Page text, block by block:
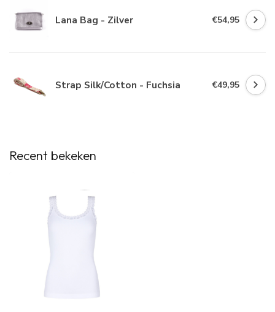
Lana Bag - Zilver €54,95
Strap Silk/Cotton - Fuchsia €49,95
Recent bekeken